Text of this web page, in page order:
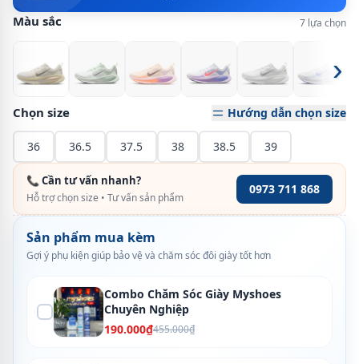
Màu sắc 7 lựa chọn
›
Chọn size Hướng dẫn chọn size
36 36.5 37.5 38 38.5 39
📞 Cần tư vấn nhanh?
Hỗ trợ chọn size • Tư vấn sản phẩm
0973 711 868
Sản phẩm mua kèm
Gợi ý phụ kiện giúp bảo vệ và chăm sóc đôi giày tốt hơn
Combo Chăm Sóc Giày Myshoes
Chuyên Nghiệp
190.000₫455.000₫